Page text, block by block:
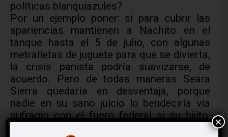
políticas blanquiazules?
Por un ejemplo poner: si para cubrir las
apariencias mantienen a Nachito en el
tanque hasta el 5 de julio, con algunas
metralletas de juguete para que se divierta,
la crisis panista podría suavizarse, de
acuerdo. Pero de todas maneras Seara
Sierra quedaría en desventaja, porque
nadie en su sano juicio lo bendeciría vía
sufragio con el fuero federal si su hijito,
con su arsenal, guaruras y amigos, gusta ×